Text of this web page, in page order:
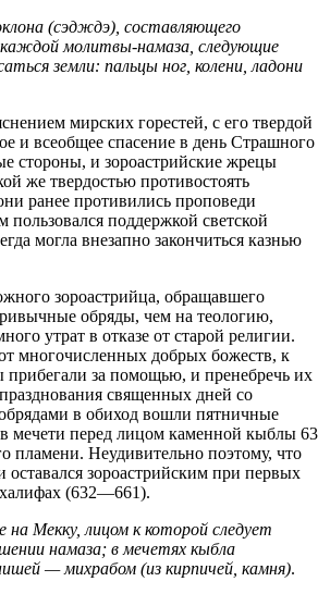
(сэдждэ), составляющего
молитвы-намаза, следующие
земли: пальцы ног, колени, ладони
мирских горестей, с его твердой
и всеобщее спасение в день Страшного
стороны, и зороастрийские жрецы
же твердостью противостоять
ранее противились проповеди
пользовался поддержкой светской
могла внезапно закончиться казнью
зороастрийца, обращавшего
обряды, чем на теологию,
утрат в отказе от старой религии.
многочисленных добрых божеств, к
прибегали за помощью, и пренебречь их
священных дней со
в обиход вошли пятничные
мечети перед лицом каменной кыблы 63
пламени. Неудивительно поэтому, что
зороастрийским при первых
(632—661).
на Мекку, лицом к которой следует
намаза; в мечетях кыбла
— михрабом (из кирпичей, камня).